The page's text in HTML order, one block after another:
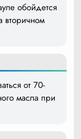
обойдется
вторичном
от 70-
масла при